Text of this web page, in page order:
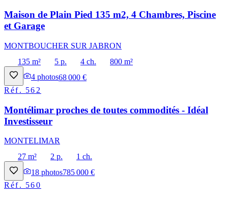
Maison de Plain Pied 135 m2, 4 Chambres, Piscine
et Garage
MONTBOUCHER SUR JABRON
135 m²
5 p. 4 ch.
800 m²
4 photos68 000 €
Réf. 562
Montélimar proches de toutes commodités - Idéal
Investisseur
MONTELIMAR
27 m²
2 p.
1 ch.
18 photos785 000 €
Réf. 560